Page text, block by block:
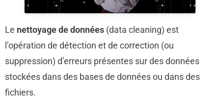
Le nettoyage de données (data cleaning) est
l’opération de détection et de correction (ou
suppression) d’erreurs présentes sur des données
stockées dans des bases de données ou dans des
fichiers.